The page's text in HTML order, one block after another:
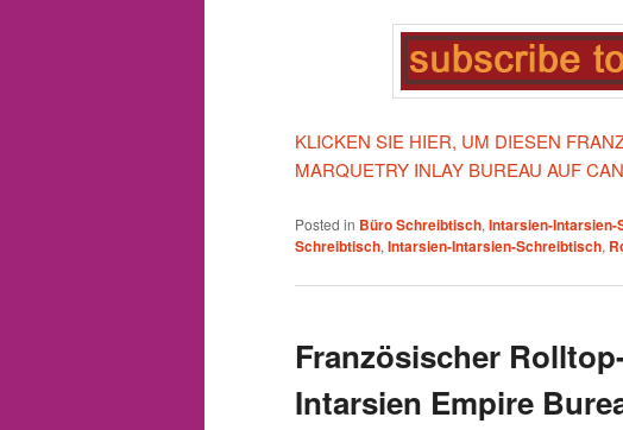
KLICKEN SIE HIER, UM DIESEN
MARQUETRY INLAY BUREAU AUF
Posted in Büro Schreibtisch, Intarsien-
Schreibtisch, Intarsien-Intarsien-Schreibtisch,
Französischer
Intarsien Empire